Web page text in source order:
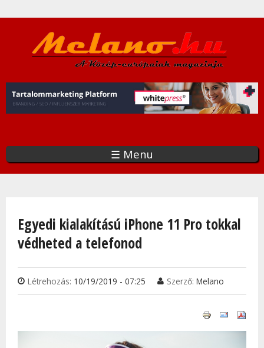
a
tartalomra
☰ Menu
Egyedi kialakítású iPhone 11 Pro tokkal
védheted a telefonod
Létrehozás: 10/19/2019 - 07:25 Szerző: Melano